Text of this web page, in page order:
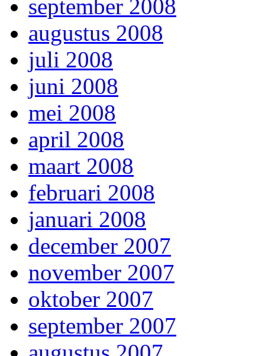
september 2008
augustus 2008
juli 2008
juni 2008
mei 2008
april 2008
maart 2008
februari 2008
januari 2008
december 2007
november 2007
oktober 2007
september 2007